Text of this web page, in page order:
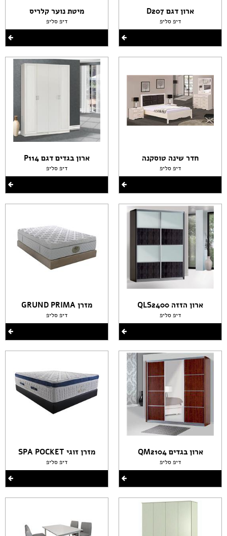
ארון דגם D207
דיפ סליפ
חדר שינה טוסקנה
דיפ סליפ
ארון הזזה QLS2400
דיפ סליפ
ארון בגדים QM2104
דיפ סליפ
מיטת נוער קלריס
דיפ סליפ
ארון בגדים דגם P114
דיפ סליפ
מזרן GRUND PRIMA
דיפ סליפ
מזרן זוגי SPA POCKET
דיפ סליפ